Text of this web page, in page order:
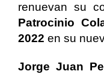
renuevan su
Patrocinio
2022 en su
Jorge Juan